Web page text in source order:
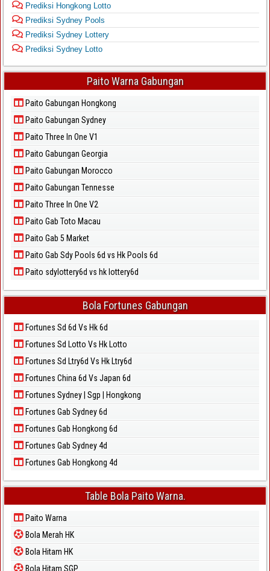
Prediksi Hongkong Lotto
Prediksi Sydney Pools
Prediksi Sydney Lottery
Prediksi Sydney Lotto
Paito Warna Gabungan
Paito Gabungan Hongkong
Paito Gabungan Sydney
Paito Three In One V1
Paito Gabungan Georgia
Paito Gabungan Morocco
Paito Gabungan Tennesse
Paito Three In One V2
Paito Gab Toto Macau
Paito Gab 5 Market
Paito Gab Sdy Pools 6d vs Hk Pools 6d
Paito sdylottery6d vs hk lottery6d
Bola Fortunes Gabungan
Fortunes Sd 6d Vs Hk 6d
Fortunes Sd Lotto Vs Hk Lotto
Fortunes Sd Ltry6d Vs Hk Ltry6d
Fortunes China 6d Vs Japan 6d
Fortunes Sydney | Sgp | Hongkong
Fortunes Gab Sydney 6d
Fortunes Gab Hongkong 6d
Fortunes Gab Sydney 4d
Fortunes Gab Hongkong 4d
Table Bola Paito Warna.
Paito Warna
Bola Merah HK
Bola Hitam HK
Bola Hitam SGP